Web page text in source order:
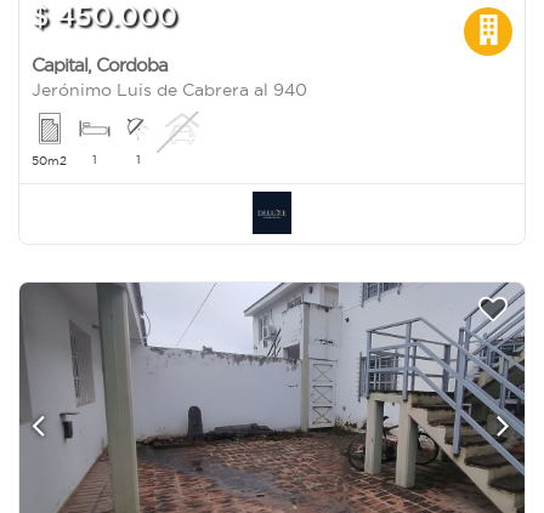
$ 450.000
Capital, Cordoba
Jerónimo Luis de Cabrera al 940
50m2 1 1